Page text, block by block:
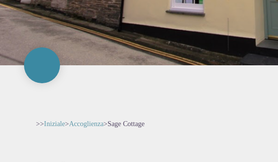
>>Iniziale>Accoglienza>Sage Cottage